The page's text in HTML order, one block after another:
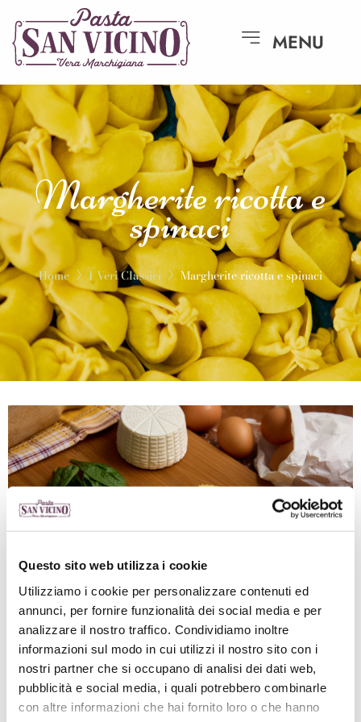
Questo sito web utilizza i cookie
Utilizziamo i cookie per personalizzare contenuti ed
annunci, per fornire funzionalità dei social media e per
analizzare il nostro traffico. Condividiamo inoltre
informazioni sul modo in cui utilizzi il nostro sito con i
nostri partner che si occupano di analisi dei dati web,
pubblicità e social media, i quali potrebbero combinarle
con altre informazioni che hai fornito loro o che hanno
MENU
Margherite ricotta e
spinaci
Home I Veri Classici Margherite ricotta e spinaci
INGREDIENTI: semola di grano duro e uova